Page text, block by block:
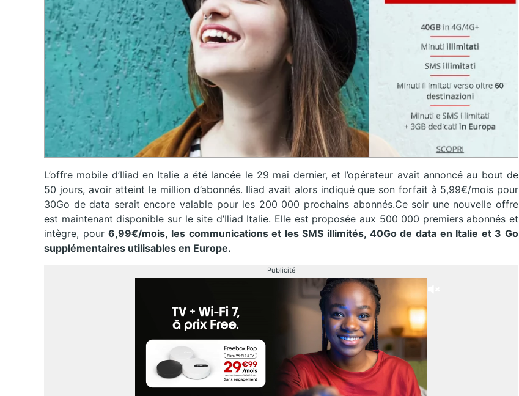
L’offre mobile d’Iliad en Italie a été lancée le 29 mai dernier, et l’opérateur avait annoncé au bout de
50 jours, avoir atteint le million d’abonnés. Iliad avait alors indiqué que son forfait à 5,99€/mois pour
30Go de data serait encore valable pour les 200 000 prochains abonnés.Ce soir une nouvelle offre
est maintenant disponible sur le site d’Iliad Italie. Elle est proposée aux 500 000 premiers abonnés et
intègre, pour6,99€/mois, les communications et les SMS illimités, 40Go de data en Italie et 3 Go
supplémentaires utilisables en Europe.
Publicité